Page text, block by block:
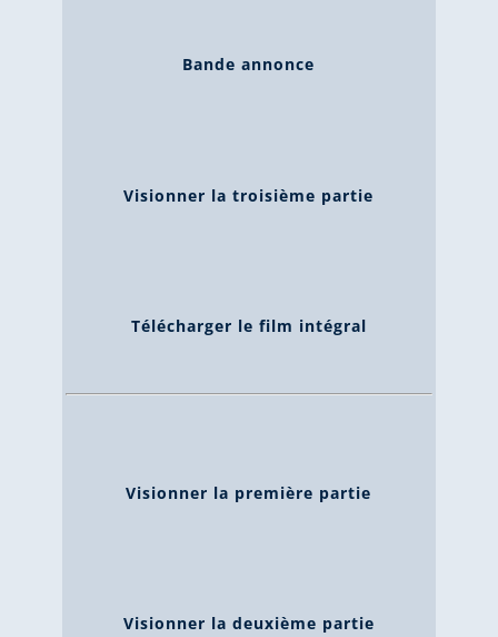
Bande annonce
Visionner la troisième partie
Télécharger le film intégral
Visionner la première partie
Visionner la deuxième partie